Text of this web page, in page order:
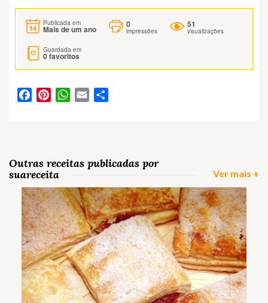
Publicada em
Mais de um ano
0
impressões
51
visualizações
Guardada em
0favoritos
FacebookPinterestWhatsApp
Email
Outras receitas publicadas por
suareceita
Ver mais +